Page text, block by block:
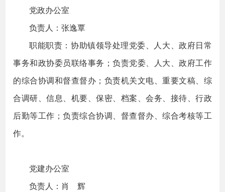
党政办公室
负责人：张逸覃
职能职责：协助镇领导处理党委、人大、政府日常
事务和政协委员联络事务；负责党委、人大、政府工作
的综合协调和督查督办；负责机关文电、重要文稿、综
合调研、信息、机要、保密、档案、会务、接待、行政
后勤等工作；负责综合协调、督查督办、综合考核等工
作。
党建办公室
负责人：肖 辉